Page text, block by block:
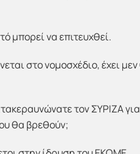
μπορεί να επιτευχθεί.
στο νομοσχέδιο, έχει
τον ΣΥΡΙΖΑ
θα βρεθούν;